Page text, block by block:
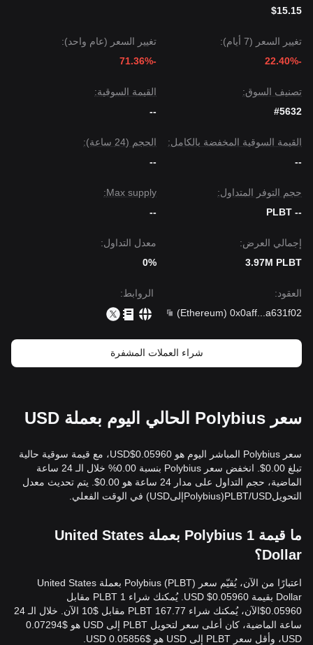
$15.15
تغيير السعر (7 أيام):
-22.40%
تغيير السعر (عام واحد):
-71.36%
تصنيف السوق:
#5632
القيمة السوقية:
--
القيمة السوقية المخفضة بالكامل:
--
الحجم (24 ساعة):
--
حجم التوفر المتداول:
-- PLBT
Max supply:
--
إجمالي العرض:
3.97M PLBT
معدل التداول:
0%
العقود:
0x0aff
a631f02
(
Ethereum
)
الروابط:
شراء العملات المشفرة
سعر Polybius الحالي اليوم بعملة USD
سعر Polybius المباشر اليوم هو 0.05960$USD، مع قيمة سوقية حالية
تبلغ 0.00$. انخفض سعر Polybius بنسبة 0.00% خلال الـ 24 ساعة
الماضية، حجم التداول على مدار 24 ساعة هو 0.00$. يتم تحديث معدل
التحويلPLBT/USD(PolybiusإلىUSD) في الوقت الفعلي.
ما قيمة 1 Polybius بعملة United States
Dollar؟
اعتبارًا من الآن، يُقيّم سعر Polybius (PLBT) بعملة United States
Dollar بقيمة 0.05960$ USD. يُمكنك شراء 1 PLBT مقابل
0.05960$الآن، يُمكنك شراء 167.77 PLBT مقابل $10 الآن. خلال الـ 24
ساعة الماضية، كان أعلى سعر لتحويل PLBT إلى USD هو $0.07294
USD، وأقل سعر PLBT إلى USD هو $0.05856 USD.